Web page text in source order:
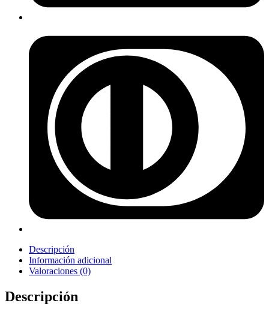
Descripción
Información adicional
Valoraciones (0)
Descripción